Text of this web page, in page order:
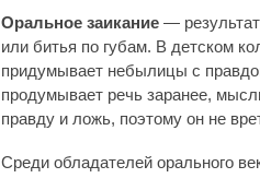
Оральное заикание — результат
или битья по губам. В детском
придумывает небылицы с
продумывает речь заранее,
правду и ложь, поэтому он не
Среди обладателей орального